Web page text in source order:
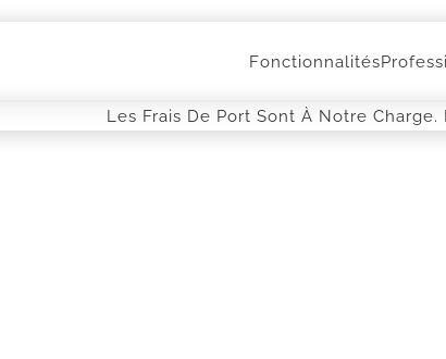
Fonctionnalités
Les Frais De Port Sont À Notre